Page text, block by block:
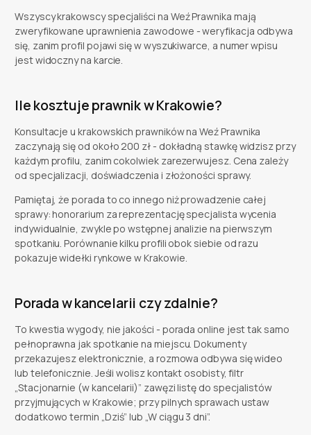
Wszyscy krakowscy specjaliści na Weź Prawnika mają
zweryfikowane uprawnienia zawodowe - weryfikacja odbywa
się, zanim profil pojawi się w wyszukiwarce, a numer wpisu
jest widoczny na karcie.
Ile kosztuje prawnik w Krakowie?
Konsultacje u krakowskich prawników na Weź Prawnika
zaczynają się od około 200 zł - dokładną stawkę widzisz przy
każdym profilu, zanim cokolwiek zarezerwujesz. Cena zależy
od specjalizacji, doświadczenia i złożoności sprawy.
Pamiętaj, że porada to co innego niż prowadzenie całej
sprawy: honorarium za reprezentację specjalista wycenia
indywidualnie, zwykle po wstępnej analizie na pierwszym
spotkaniu. Porównanie kilku profili obok siebie od razu
pokazuje widełki rynkowe w Krakowie.
Porada w kancelarii czy zdalnie?
To kwestia wygody, nie jakości - porada online jest tak samo
pełnoprawna jak spotkanie na miejscu. Dokumenty
przekazujesz elektronicznie, a rozmowa odbywa się wideo
lub telefonicznie. Jeśli wolisz kontakt osobisty, filtr
„Stacjonarnie (w kancelarii)” zawęzi listę do specjalistów
przyjmujących w Krakowie; przy pilnych sprawach ustaw
dodatkowo termin „Dziś” lub „W ciągu 3 dni”.